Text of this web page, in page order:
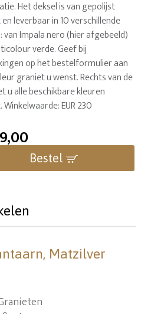
Het deksel is van gepolijst
leverbaar in 10 verschillende
van Impala nero (hier afgebeeld)
verde. Geef bij
op het bestelformulier aan
graniet u wenst. Rechts van de
u alle beschikbare kleuren
EUR 230
Bestel
Matzilver